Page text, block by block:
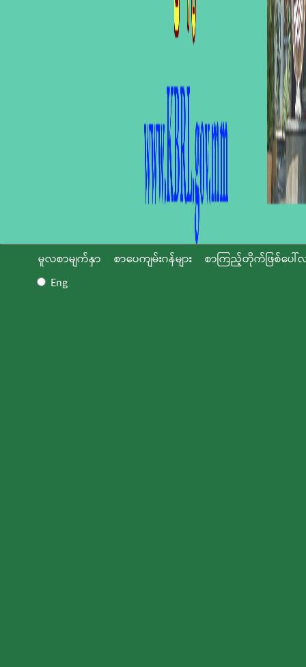
မူလစာမျက်နှာ စာပေကျမ်းဂန်များ
စာကြည့်တိုက်ဖြစ်ပေါ်
Eng